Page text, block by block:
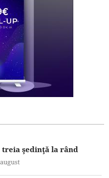
treia şedinţă la rând